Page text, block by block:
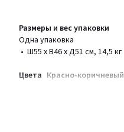
Размеры и вес упаковки
Одна упаковка
• Ш55 x В46 x Д51 см, 14,5 кг
Цвета Красно-коричневый